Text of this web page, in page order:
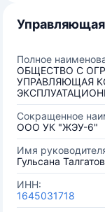
Полное
ОБЩЕСТВО С
УПРАВЛЯЮЩАЯ
Сокращенное
ООО УК "ЖЭУ-6"
Имя
Гульсана
ИНН:
1645031718